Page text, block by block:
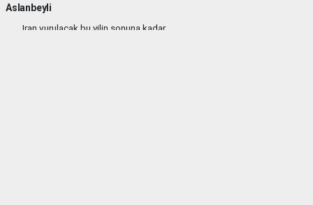
Aslanbeyli
Iran vurulacak bu yilin sonuna kadar...